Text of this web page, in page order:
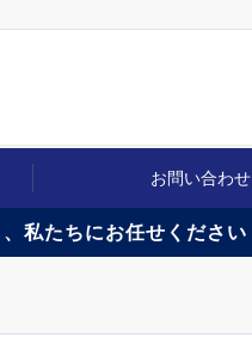
お問い合わせ
私たちにお任せください